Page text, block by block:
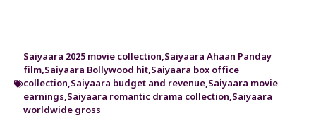
Saiyaara 2025 movie collection,Saiyaara Ahaan Panday
film,Saiyaara Bollywood hit,Saiyaara box office
collection,Saiyaara budget and revenue,Saiyaara movie
earnings,Saiyaara romantic drama collection,Saiyaara
worldwide gross